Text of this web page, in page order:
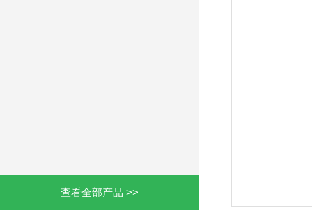
查看全部产品 >>